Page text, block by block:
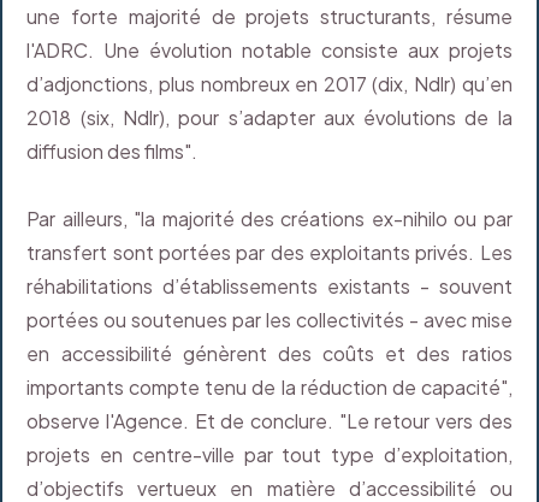
une forte majorité de projets structurants, résume
l'ADRC. Une évolution notable consiste aux projets
d’adjonctions, plus nombreux en 2017 (dix, Ndlr) qu’en
2018 (six, Ndlr), pour s’adapter aux évolutions de la
diffusion des films".
Par ailleurs, "la majorité des créations ex-nihilo ou par
transfert sont portées par des exploitants privés. Les
réhabilitations d’établissements existants - souvent
portées ou soutenues par les collectivités - avec mise
en accessibilité génèrent des coûts et des ratios
importants compte tenu de la réduction de capacité",
observe l'Agence. Et de conclure. "Le retour vers des
projets en centre-ville par tout type d’exploitation,
d’objectifs vertueux en matière d’accessibilité ou